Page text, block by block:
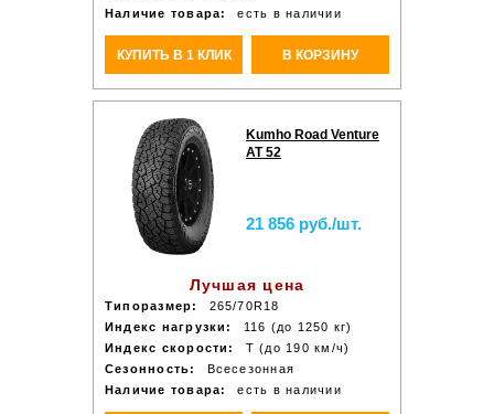
Наличие товара:
есть в наличии
КУПИТЬ В 1 КЛИК В КОРЗИНУ
Kumho Road Venture
AT 52
21 856 руб./шт.
Лучшая цена
Типоразмер:
265/70R18
Индекс нагрузки:
116 (до 1250 кг)
Индекс скорости:
T (до 190 км/ч)
Сезонность:
Всесезонная
Наличие товара:
есть в наличии